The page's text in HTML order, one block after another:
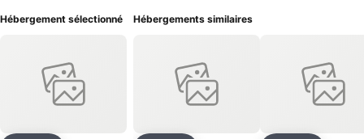
Hébergement sélectionné Hébergements similaires